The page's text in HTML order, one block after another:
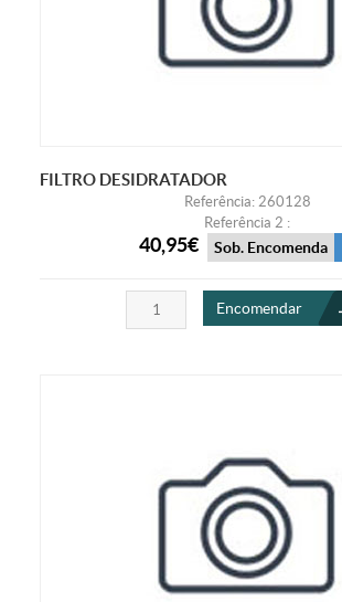
FILTRO DESIDRATADOR
Referência: 260128
Referência 2 :
40,95€ Sob. Encomenda
Encomendar